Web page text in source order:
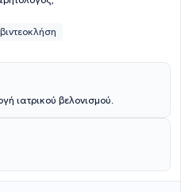
ιατρικού βελονισμού.